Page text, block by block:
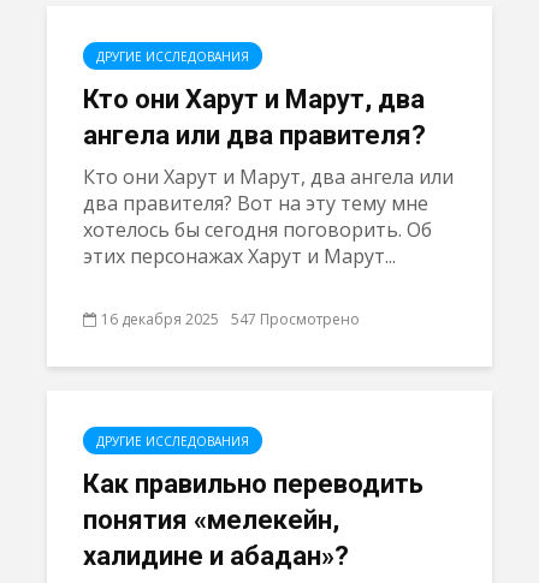
ДРУГИЕ ИССЛЕДОВАНИЯ
Кто они Харут и Марут, два
ангела или два правителя?
Кто они Харут и Марут, два ангела или
два правителя? Вот на эту тему мне
хотелось бы сегодня поговорить. Об
этих персонажах Харут и Марут...
16 декабря 2025 547 Просмотрено
ДРУГИЕ ИССЛЕДОВАНИЯ
Как правильно переводить
понятия «мелекейн,
халидине и абадан»?